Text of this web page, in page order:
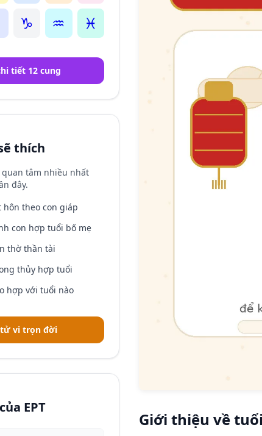
♑ ♒ ♓
tiết 12 cung
thích
tâm nhiều nhất
đây.
hôn theo con giáp
con hợp tuổi bố mẹ
thờ thần tài
thủy hợp tuổi
hợp với tuổi nào
tử vi trọn đời
EPT
Giới thiệu về